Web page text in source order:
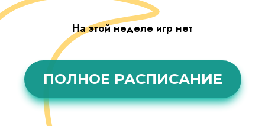
На этой неделе игр нет
ПОЛНОЕ РАСПИСАНИЕ